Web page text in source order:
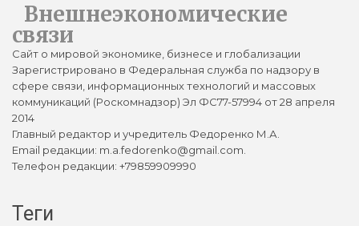
Внешнеэкономические
связи
Сайт о мировой экономике, бизнесе и глобализации
Зарегистрировано в Федеральная служба по надзору в
сфере связи, информационных технологий и массовых
коммуникаций (Роскомнадзор) Эл ФС77-57994 от 28 апреля
2014
Главный редактор и учредитель Федоренко М.А.
Email редакции: m.a.fedorenko@gmail.com.
Телефон редакции: +79859909990
Теги